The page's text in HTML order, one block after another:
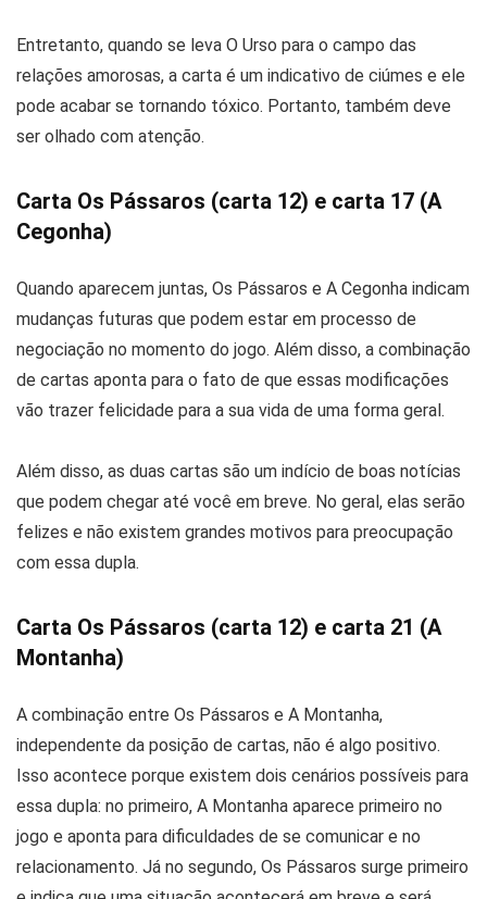
Entretanto, quando se leva O Urso para o campo das
relações amorosas, a carta é um indicativo de ciúmes e ele
pode acabar se tornando tóxico. Portanto, também deve
ser olhado com atenção.
Carta Os Pássaros (carta 12) e carta 17 (A
Cegonha)
Quando aparecem juntas, Os Pássaros e A Cegonha indicam
mudanças futuras que podem estar em processo de
negociação no momento do jogo. Além disso, a combinação
de cartas aponta para o fato de que essas modificações
vão trazer felicidade para a sua vida de uma forma geral.
Além disso, as duas cartas são um indício de boas notícias
que podem chegar até você em breve. No geral, elas serão
felizes e não existem grandes motivos para preocupação
com essa dupla.
Carta Os Pássaros (carta 12) e carta 21 (A
Montanha)
A combinação entre Os Pássaros e A Montanha,
independente da posição de cartas, não é algo positivo.
Isso acontece porque existem dois cenários possíveis para
essa dupla: no primeiro, A Montanha aparece primeiro no
jogo e aponta para dificuldades de se comunicar e no
relacionamento. Já no segundo, Os Pássaros surge primeiro